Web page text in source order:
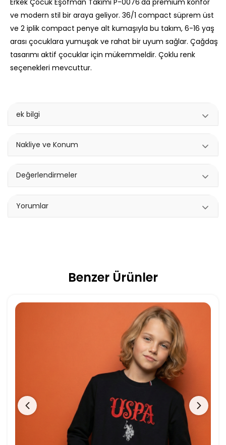
Erkek Çocuk Eşofman Takımı P-0076'da premium konfor
ve modern stil bir araya geliyor. 36/1 compact süprem üst
ve 2 iplik compact penye alt kumaşıyla bu takım, 6-16 yaş
arası çocuklara yumuşak ve rahat bir uyum sağlar. Çağdaş
tasarımı aktif çocuklar için mükemmeldir. Çoklu renk
seçenekleri mevcuttur.
ek bilgi
Nakliye ve Konum
Değerlendirmeler
Yorumlar
Benzer Ürünler